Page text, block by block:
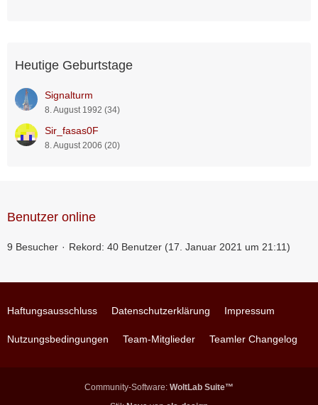
Heutige Geburtstage
Signalturm
8. August 1992 (34)
Sir_fasas0F
8. August 2006 (20)
Benutzer online
9 Besucher Rekord: 40 Benutzer (17. Januar 2021 um 21:11)
Haftungsausschluss Datenschutzerklärung Impressum
Nutzungsbedingungen Team-Mitglieder Teamler Changelog
Community-Software: WoltLab Suite™